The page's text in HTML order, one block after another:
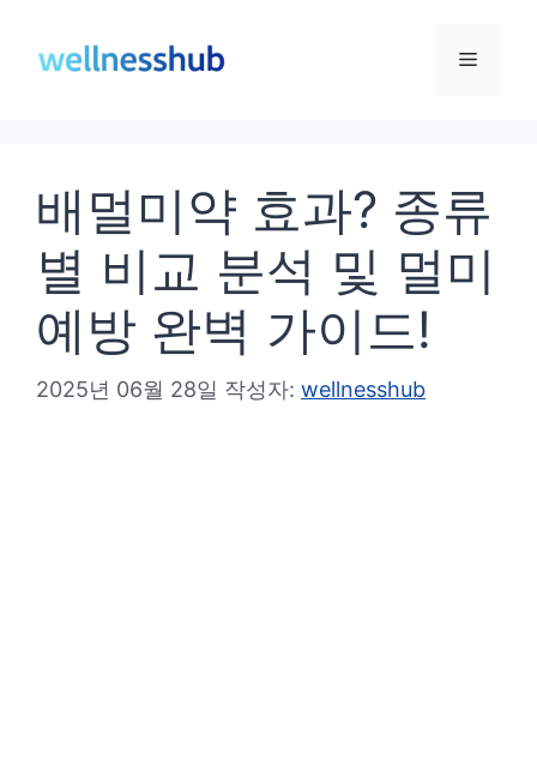
메
배멀미약 효과? 종류
별 비교 분석 및 멀미
예방 완벽 가이드!
2025년 06월 28일 작성자: wellnesshub